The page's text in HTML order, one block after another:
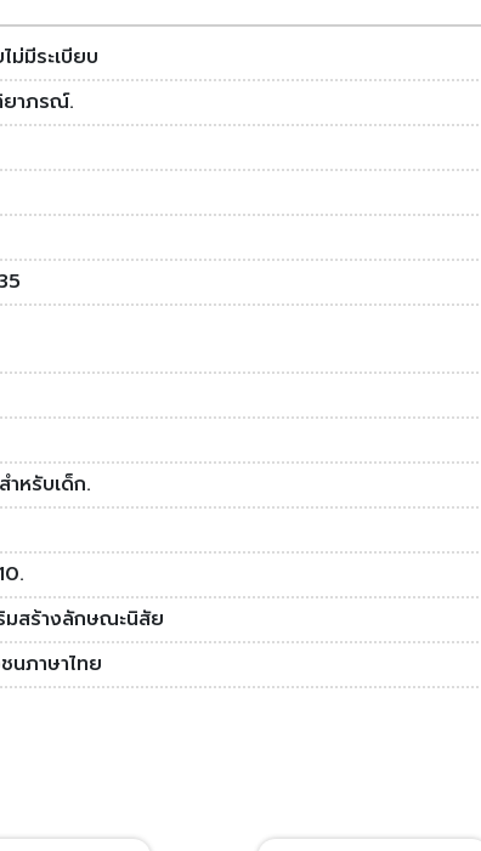
ม่มีระเบียบ
าภรณ์.
หรับเด็ก.
มสร้างลักษณะนิสัย
นภาษาไทย